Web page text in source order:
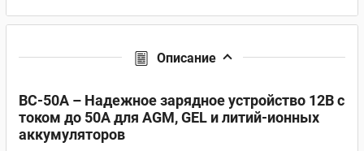
Описание
BC-50A – Надежное зарядное устройство 12В с
током до 50А для AGM, GEL и литий-ионных
аккумуляторов